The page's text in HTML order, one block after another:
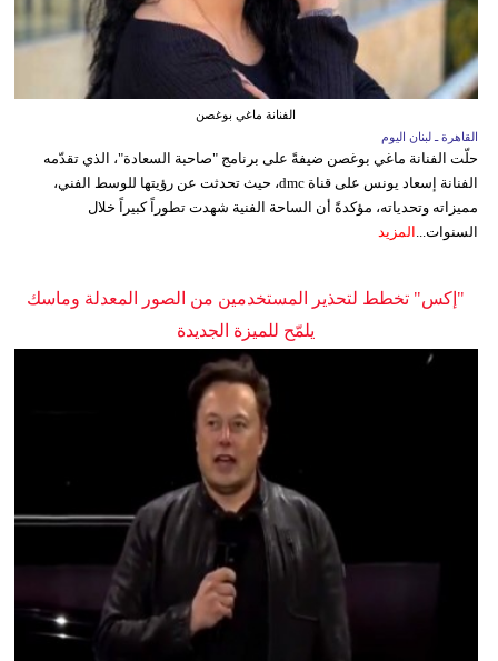
الفنانة ماغي بوغصن
القاهرة ـ لبنان اليوم
حلّت الفنانة ماغي بوغصن ضيفةً على برنامج "صاحبة السعادة"، الذي تقدّمه
الفنانة إسعاد يونس على قناة dmc، حيث تحدثت عن رؤيتها للوسط الفني،
مميزاته وتحدياته، مؤكدةً أن الساحة الفنية شهدت تطوراً كبيراً خلال
السنوات... المزيد
"إكس" تخطط لتحذير المستخدمين من الصور المعدلة وماسك
يلمّح للميزة الجديدة